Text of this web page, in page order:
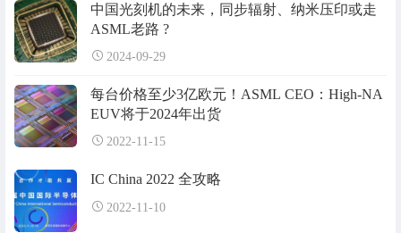
中国光刻机的未来，同步辐射、纳米压印或走
ASML老路 ?
2024-09-29
每台价格至少3亿欧元！ASML CEO：High-NA
EUV将于2024年出货
2022-11-15
IC China 2022 全攻略
2022-11-10